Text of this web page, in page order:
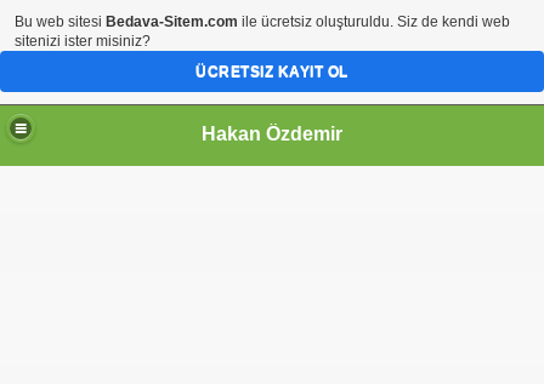
Hakan Özdemir
Bu web sitesi Bedava-Sitem.com ile ücretsiz oluşturuldu. Siz de kendi web
sitenizi ister misiniz?
ÜCRETSIZ KAYIT OL